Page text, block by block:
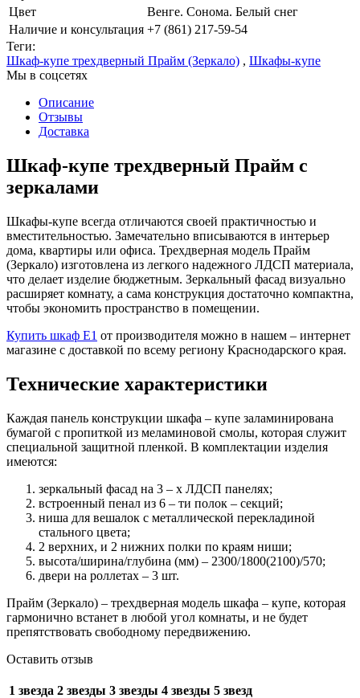
Цвет
Венге. Сонома. Белый снег
Наличие и консультация +7 (861) 217-59-54
Теги:
Шкаф-купе трехдверный Прайм (Зеркало) , Шкафы-купе
Мы в соцсетях
Описание
Отзывы
Доставка
Шкаф-купе трехдверный Прайм с
зеркалами
Шкафы-купе всегда отличаются своей практичностью и
вместительностью. Замечательно вписываются в интерьер
дома, квартиры или офиса. Трехдверная модель Прайм
(Зеркало) изготовлена из легкого надежного ЛДСП материала,
что делает изделие бюджетным. Зеркальный фасад визуально
расширяет комнату, а сама конструкция достаточно компактна,
чтобы экономить пространство в помещении.
Купить шкаф Е1 от производителя можно в нашем – интернет
магазине с доставкой по всему региону Краснодарского края.
Технические характеристики
Каждая панель конструкции шкафа – купе заламинирована
бумагой с пропиткой из меламиновой смолы, которая служит
специальной защитной пленкой. В комплектации изделия
имеются:
зеркальный фасад на 3 – х ЛДСП панелях;
встроенный пенал из 6 – ти полок – секций;
ниша для вешалок с металлической перекладиной
стального цвета;
2 верхних, и 2 нижних полки по краям ниши;
высота/ширина/глубина (мм) – 2300/1800(2100)/570;
двери на роллетах – 3 шт.
Прайм (Зеркало) – трехдверная модель шкафа – купе, которая
гармонично встанет в любой угол комнаты, и не будет
препятствовать свободному передвижению.
Оставить отзыв
1 звезда 2 звезды 3 звезды 4 звезды 5 звезд